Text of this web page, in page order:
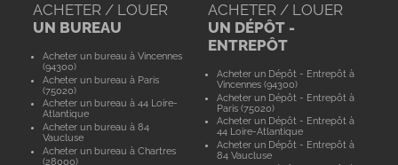
ACHETER / LOUER
UN BUREAU
Acheter un bureau à Vincennes
(94300)
Acheter un bureau à Paris
(75020)
Acheter un bureau à 44 Loire-
Atlantique
Acheter un bureau à 84
Vaucluse
Acheter un bureau à Chartres
(28000)
ACHETER / LOUER
UN DÉPÔT -
ENTREPÔT
Acheter un Dépôt - Entrepôt à
Vincennes (94300)
Acheter un Dépôt - Entrepôt à
Paris (75020)
Acheter un Dépôt - Entrepôt à
44 Loire-Atlantique
Acheter un Dépôt - Entrepôt à
84 Vaucluse